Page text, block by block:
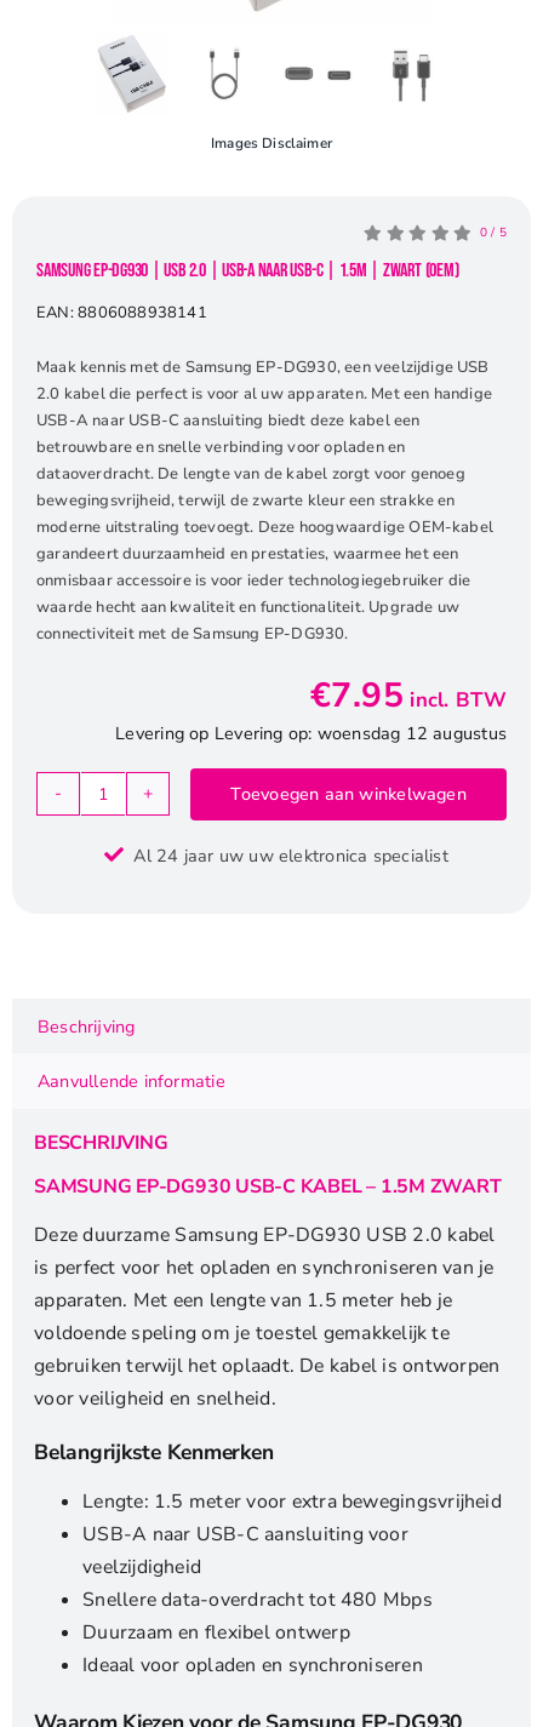
Images Disclaimer
0 / 5
Samsung EP-DG930 | USB 2.0 | USB-A naar USB-C | 1.5m | Zwart (OEM)
EAN:8806088938141
Maak kennis met de Samsung EP-DG930, een veelzijdige USB
2.0 kabel die perfect is voor al uw apparaten. Met een handige
USB-A naar USB-C aansluiting biedt deze kabel een
betrouwbare en snelle verbinding voor opladen en
dataoverdracht. De lengte van de kabel zorgt voor genoeg
bewegingsvrijheid, terwijl de zwarte kleur een strakke en
moderne uitstraling toevoegt. Deze hoogwaardige OEM-kabel
garandeert duurzaamheid en prestaties, waarmee het een
onmisbaar accessoire is voor ieder technologiegebruiker die
waarde hecht aan kwaliteit en functionaliteit. Upgrade uw
connectiviteit met de Samsung EP-DG930.
€7.95 incl. BTW
Levering op Levering op: woensdag 12 augustus
Samsung
DG930
A
naar
|
1.5m
Zwart
(OEM)
aantal
Toevoegen aan winkelwagen
Al 24 jaar uw uw elektronica specialist
Beschrijving
Aanvullende informatie
BESCHRIJVING
SAMSUNG EP-DG930 USB-C KABEL – 1.5M ZWART
Deze duurzame Samsung EP-DG930 USB 2.0 kabel
is perfect voor het opladen en synchroniseren van je
apparaten. Met een lengte van 1.5 meter heb je
voldoende speling om je toestel gemakkelijk te
gebruiken terwijl het oplaadt. De kabel is ontworpen
voor veiligheid en snelheid.
Belangrijkste Kenmerken
Lengte: 1.5 meter voor extra bewegingsvrijheid
USB-A naar USB-C aansluiting voor
veelzijdigheid
Snellere data-overdracht tot 480 Mbps
Duurzaam en flexibel ontwerp
Ideaal voor opladen en synchroniseren